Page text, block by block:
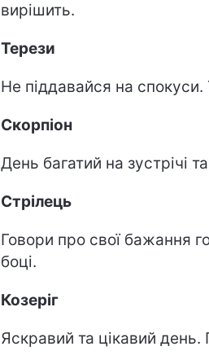
вирішить.
Терези
Не піддавайся на
Скорпіон
День багатий на зустрічі
Стрілець
Говори про свої бажання
боці.
Козеріг
Яскравий та цікавий